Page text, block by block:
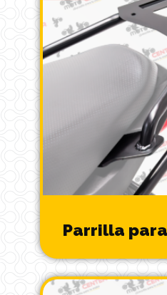
Parrilla